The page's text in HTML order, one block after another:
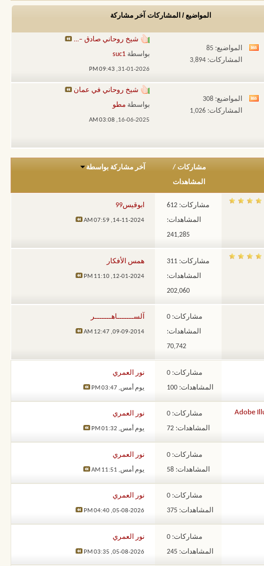
المواضيع / المشاركات آخر مشاركة
مشاهدة
هذا
المنتدى
المواضيع: 85
المشاركات: 3,894
شيخ روحاني صادق –...
بواسطة suc1
31-01-2026,
09:43 PM
مشاهدة
المنتدى
المواضيع: 308
المشاركات: 1,026
شيخ روحاني في عمان
بواسطة مطو
16-06-2025,
03:08 AM
مشاركات /
المشاهدات
آخر مشاركة بواسطة
مشاركات: 612
المشاهدات:
241,285
ابوقيس99
14-11-2024,
07:59 AM
مشاركات: 311
المشاهدات:
202,060
همس الأفكار
12-01-2024,
11:10 PM
مشاركات: 0
المشاهدات:
70,742
آلســـــــاهـــــــر
09-09-2014,
12:47 AM
مشاركات: 0
المشاهدات: 100
نور العمري
يوم أمس,03:47 PM
مشاركات: 0
المشاهدات: 72
نور العمري
يوم أمس, 01:32 PM
مشاركات: 0
المشاهدات: 58
نور العمري
يوم أمس, 11:51 AM
مشاركات: 0
المشاهدات: 375
نور العمري
05-08-2026,
04:40 PM
مشاركات: 0
المشاهدات: 245
نور العمري
05-08-2026,
03:35 PM